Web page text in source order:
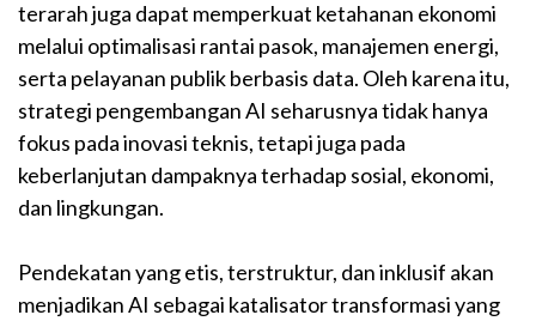
terarah juga dapat memperkuat ketahanan ekonomi
melalui optimalisasi rantai pasok, manajemen energi,
serta pelayanan publik berbasis data. Oleh karena itu,
strategi pengembangan AI seharusnya tidak hanya
fokus pada inovasi teknis, tetapi juga pada
keberlanjutan dampaknya terhadap sosial, ekonomi,
dan lingkungan.
Pendekatan yang etis, terstruktur, dan inklusif akan
menjadikan AI sebagai katalisator transformasi yang